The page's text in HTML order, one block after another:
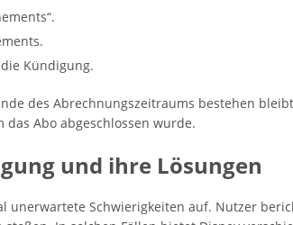
Kündigung.
des Abrechnungszeitraums bestehen
Abo abgeschlossen wurde.
und ihre Lösungen
unerwartete Schwierigkeiten auf. Nutzer